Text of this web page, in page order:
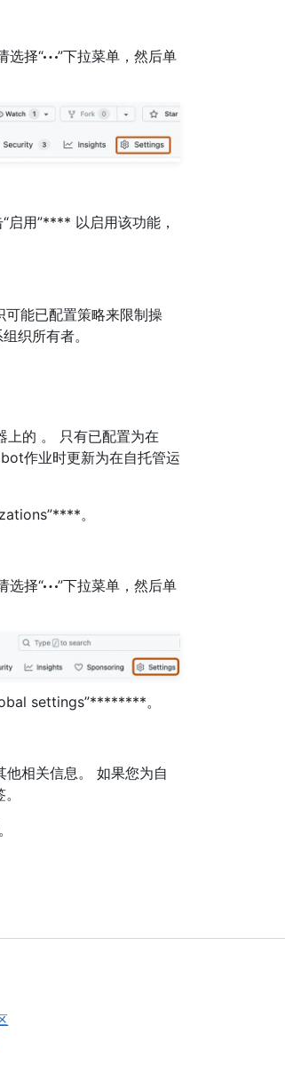
选择“
”下拉菜单，然后单
启用”**** 以启用该功能，
能已配置策略来限制操
织所有者。
上的 。 只有已配置为在
作业时更新为在自托管运
。
选择“
”下拉菜单，然后单
settings”********。
他相关信息。 如果您为自
。